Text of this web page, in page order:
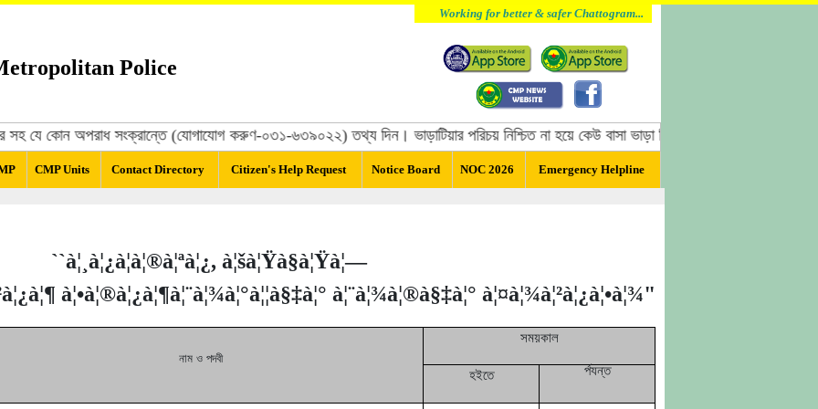
Working for better & safer Chattogram...
Police
যে কোন অপরাধ সংক্রান্তে (যোগাযোগ করুণ-০৩১-৬৩৯০২২) তথ্য দিন। ভাড়াটিয়ার পরিচয় নিশ্চিত না হয়ে কেউ বাসা ভাড়া দিবেন না, বাসা ভাড়া দেওয়ার পূর্বে
CMP Units Contact Directory Citizen's Help Request Notice Board NOC 2026 Emergency Helpline
``à¦¸à¦¿à¦à¦®à¦ªà¦¿, à¦šà¦Ÿà§à¦Ÿà¦—
à¦•à¦®à¦¿à¦¶à¦¨à¦¾à¦°à¦¦à§‡à¦° à¦¨à¦¾à¦®à§‡à¦° à¦¤à¦¾à¦²à¦¿à¦•à¦¾"
নাম ও পদবী
সময়কাল
হইতে র্পযন্ত